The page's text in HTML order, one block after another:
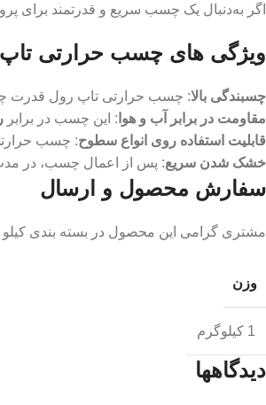
اگر به‌دنبال یک چسب سریع و قدرتمند برای
ویژگی های چسب حرارتی
چسبندگی بالا: چسب حرارتی تاپ رول قدرت
مقاومت در برابر آب و هوا : این چسب در برابر
قابلیت استفاده روی انواع سطوح: چسب
خشک شدن سریع: پس از اعمال چسب، در
سفارش محصول و ارسال
مشتری گرامی این محصول در بسته بندی کیلو
وزن
1 کیلوگرم
دیدگاهها